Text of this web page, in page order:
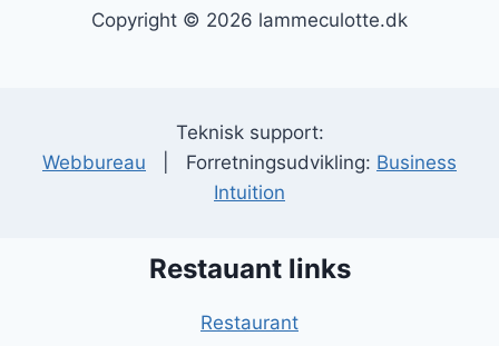
Copyright © 2026 lammeculotte.dk
Teknisk support:
Webbureau | Forretningsudvikling: Business
Intuition
Restauant links
Restaurant